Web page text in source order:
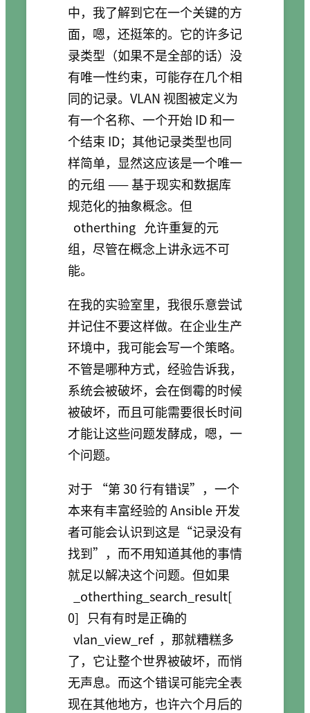
中，我了解到它在一个关键的方
面，嗯，还挺笨的。它的许多记
录类型（如果不是全部的话）没
有唯一性约束，可能存在几个相
同的记录。VLAN 视图被定义为
有一个名称、一个开始 ID 和一
个结束 ID；其他记录类型也同
样简单，显然这应该是一个唯一
的元组 —— 基于现实和数据库
规范化的抽象概念。但
otherthing 允许重复的元
组，尽管在概念上讲永远不可
能。
在我的实验室里，我很乐意尝试
并记住不要这样做。在企业生产
环境中，我可能会写一个策略。
不管是哪种方式，经验告诉我，
系统会被破坏，会在倒霉的时候
被破坏，而且可能需要很长时间
才能让这些问题发酵成，嗯，一
个问题。
对于 “第 30 行有错误”，一个
本来有丰富经验的 Ansible 开发
者可能会认识到这是“记录没有
找到”，而不用知道其他的事情
就足以解决这个问题。但如果
_otherthing_search_result[
0] 只有有时是正确的
vlan_view_ref ，那就糟糕多
了，它让整个世界被破坏，而悄
无声息。而这个错误可能完全表
现在其他地方，也许六个月后的